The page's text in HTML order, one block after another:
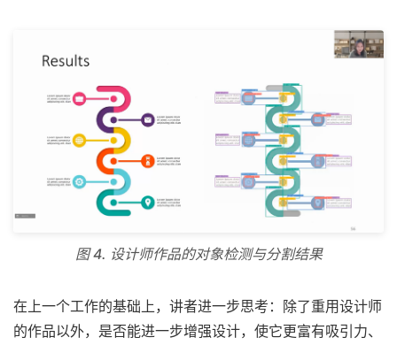
图 4. 设计师作品的对象检测与分割结果
在上一个工作的基础上，讲者进一步思考：除了重用设计师
的作品以外，是否能进一步增强设计，使它更富有吸引力、